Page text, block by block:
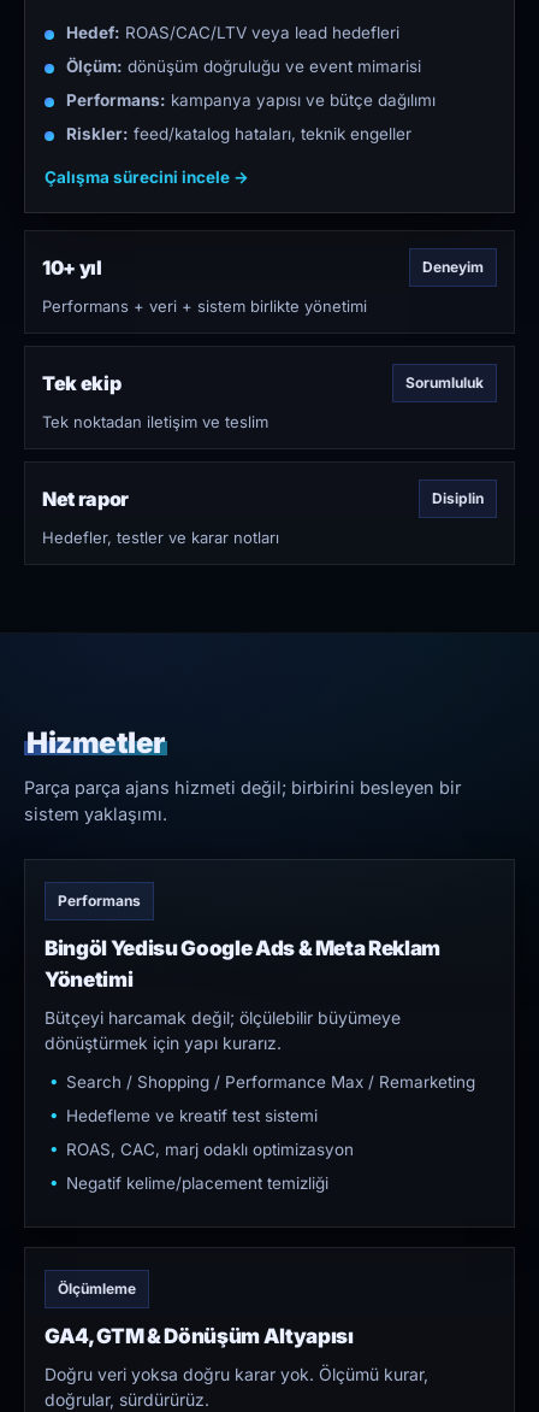
Hedef: ROAS/CAC/LTV veya lead hedefleri
Ölçüm: dönüşüm doğruluğu ve event mimarisi
Performans: kampanya yapısı ve bütçe dağılımı
Riskler: feed/katalog hataları, teknik engeller
Çalışma sürecini incele →
10+ yıl Deneyim
Performans + veri + sistem birlikte yönetimi
Tek ekip Sorumluluk
Tek noktadan iletişim ve teslim
Net rapor Disiplin
Hedefler, testler ve karar notları
Hizmetler
Parça parça ajans hizmeti değil; birbirini besleyen bir
sistem yaklaşımı.
Performans
Bingöl Yedisu Google Ads & Meta Reklam
Yönetimi
Bütçeyi harcamak değil; ölçülebilir büyümeye
dönüştürmek için yapı kurarız.
Search / Shopping / Performance Max / Remarketing
Hedefleme ve kreatif test sistemi
ROAS, CAC, marj odaklı optimizasyon
Negatif kelime/placement temizliği
Ölçümleme
GA4, GTM & Dönüşüm Altyapısı
Doğru veri yoksa doğru karar yok. Ölçümü kurar,
doğrular, sürdürürüz.